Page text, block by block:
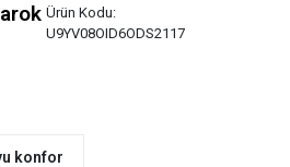
Ürün Kodu:
U9YV08OID6ODS2117
konfor